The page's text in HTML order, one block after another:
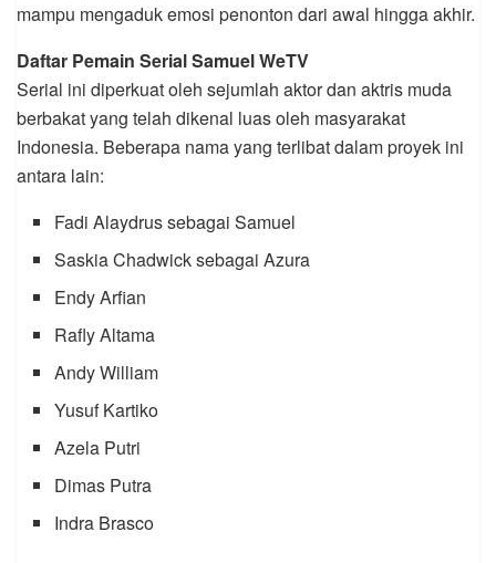
mampu mengaduk emosi penonton dari awal hingga akhir.
Daftar Pemain Serial Samuel WeTV
Serial ini diperkuat oleh sejumlah aktor dan aktris muda
berbakat yang telah dikenal luas oleh masyarakat
Indonesia. Beberapa nama yang terlibat dalam proyek ini
antara lain:
Fadi Alaydrus sebagai Samuel
Saskia Chadwick sebagai Azura
Endy Arfian
Rafly Altama
Andy William
Yusuf Kartiko
Azela Putri
Dimas Putra
Indra Brasco